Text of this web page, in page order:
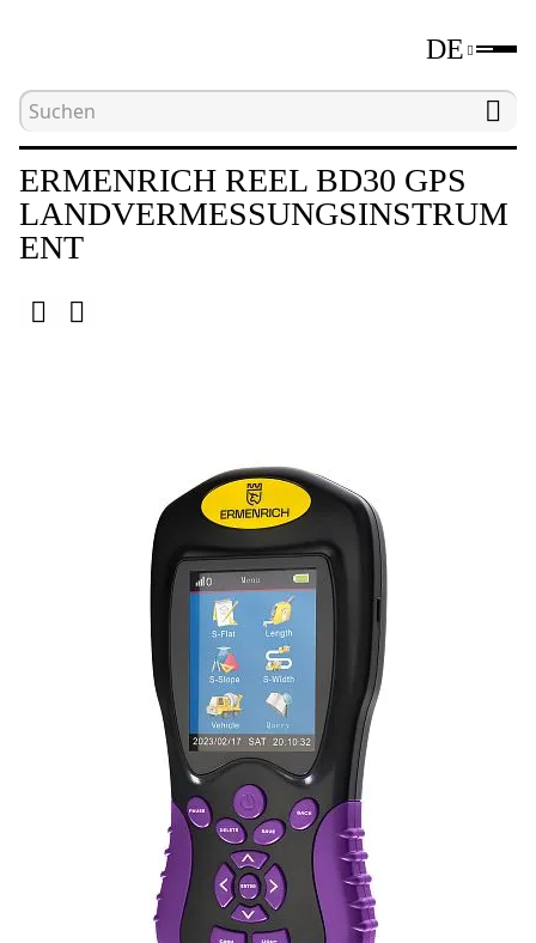
DE
Hauptseite Ermenrich
ERMENRICH REEL BD30 GPS
LANDVERMESSUNGSINSTRUM
ENT